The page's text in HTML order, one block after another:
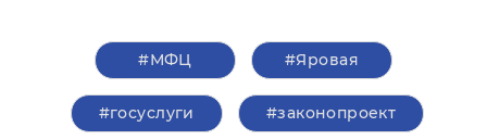
#МФЦ #Яровая
#госуслуги #законопроект